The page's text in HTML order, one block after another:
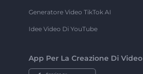
Generatore Video TikTok AI
Idee Video Di YouTube
App Per La Creazione Di Video